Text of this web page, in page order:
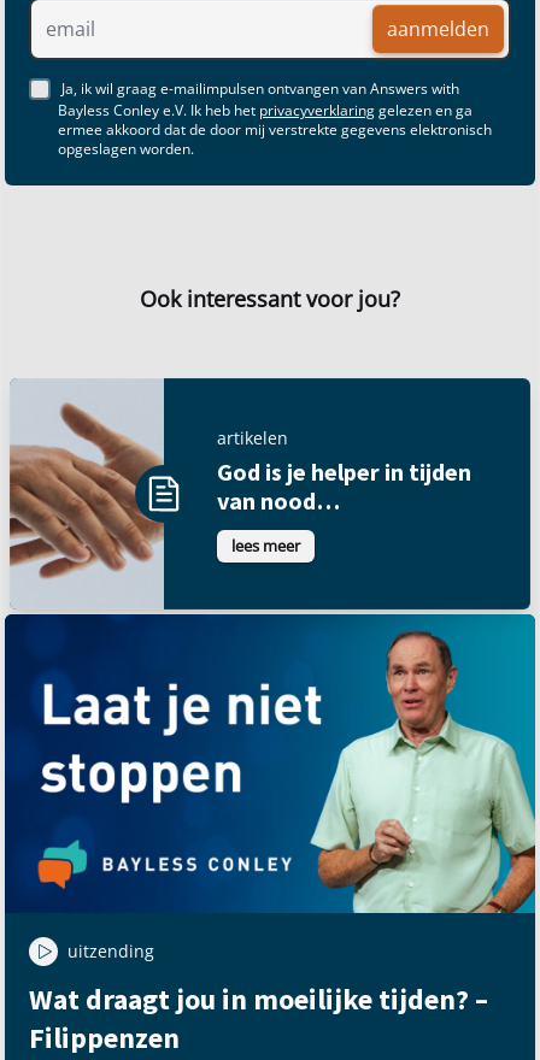
aanmelden
Ja, ik wil graag e-mailimpulsen ontvangen van Answers with
Bayless Conley e.V. Ik heb het privacyverklaringgelezen en ga
ermee akkoord dat de door mij verstrekte gegevens elektronisch
opgeslagen worden.
Ook interessant voor jou?
artikelen
God is je helper in tijden
van nood…
lees meer
uitzending
Wat draagt jou in moeilijke tijden? –
Filippenzen